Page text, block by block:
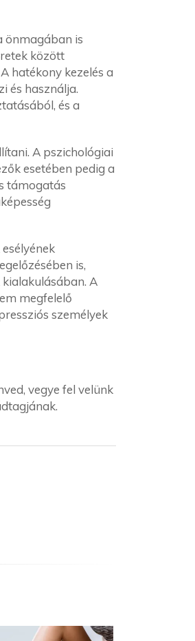
önmagában is
között
hatékony kezelés a
és használja.
és a
A pszichológiai
esetében pedig a
támogatás
is,
A
megfelelő
személyek
vegye fel velünk